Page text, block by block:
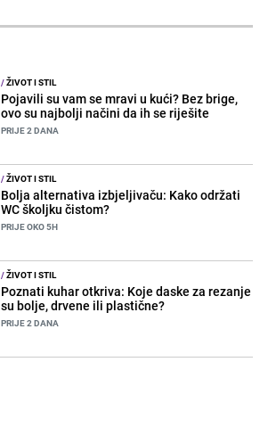
/ŽIVOT I STIL
Pojavili su vam se mravi u kući? Bez brige,
ovo su najbolji načini da ih se riješite
PRIJE 2 DANA
/ŽIVOT I STIL
Bolja alternativa izbjeljivaču: Kako održati
WC školjku čistom?
PRIJE OKO 5H
/ŽIVOT I STIL
Poznati kuhar otkriva: Koje daske za rezanje
su bolje, drvene ili plastične?
PRIJE 2 DANA